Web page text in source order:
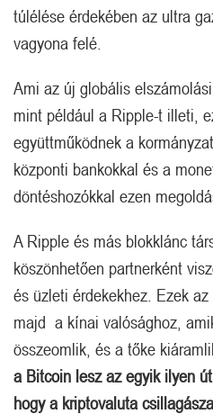
túlélése érdekében az ultra
vagyona felé.
Ami az új globális
mint például a Ripple-t illeti,
együttműködnek a
központi bankokkal és a
döntéshozókkal ezen
A Ripple és más blokklánc
köszönhetően partnerként
és üzleti érdekekhez. Ezek
majd a kínai valósághoz,
összeomlik, és a tőke
a Bitcoin lesz az egyik ilyen
hogy a kriptovaluta